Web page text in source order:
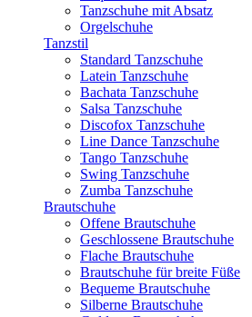
Tanzschuhe mit Absatz
Orgelschuhe
Tanzstil
Standard Tanzschuhe
Latein Tanzschuhe
Bachata Tanzschuhe
Salsa Tanzschuhe
Discofox Tanzschuhe
Line Dance Tanzschuhe
Tango Tanzschuhe
Swing Tanzschuhe
Zumba Tanzschuhe
Brautschuhe
Offene Brautschuhe
Geschlossene Brautschuhe
Flache Brautschuhe
Brautschuhe für breite Füße
Bequeme Brautschuhe
Silberne Brautschuhe